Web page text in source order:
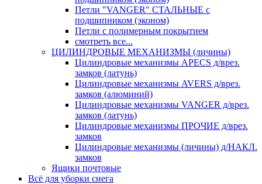
Петли "VANGER" СТАЛЬНЫЕ с
подшипником (эконом)
Петли с полимерным покрытием
смотреть все...
ЦИЛИНДРОВЫЕ МЕХАНИЗМЫ (личины)
Цилиндровые механизмы APECS д/врез.
замков (латунь)
Цилиндровые механизмы AVERS д/врез.
замков (алюминий)
Цилиндровые механизмы VANGER д/врез.
замков (латунь)
Цилиндровые механизмы ПРОЧИЕ д/врез.
замков
Цилиндровые механизмы (личины) д/НАКЛ.
замков
Ящики почтовые
Всё для уборки снега